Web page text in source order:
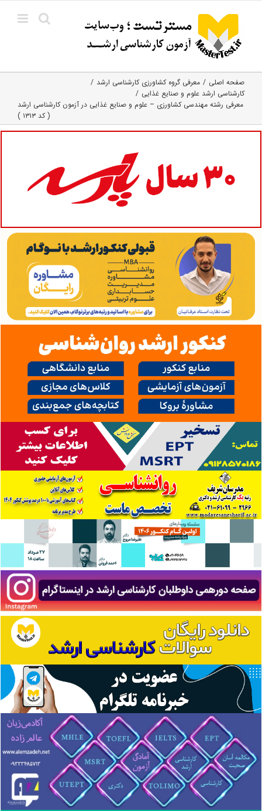
content
صفحه اصلی
معرفی گروه کشاورزی کارشناسی ارشد
کارشناسی ارشد علوم و صنایع غذایی
معرفی رشته مهندسی کشاورزی – علوم و صنایع غذایی در آزمون کارشناسی ارشد
( کد ۱۳۱۳ )